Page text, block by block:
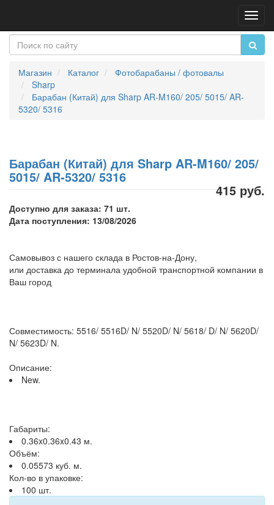
Магазин Каталог
Фотобарабаны / фотовалы
Sharp
Барабан (Китай) для Sharp AR-M160/ 205/ 5015/ AR-
5320/ 5316
Барабан (Китай) для Sharp AR-M160/ 205/
5015/ AR-5320/ 5316
415 руб.
Доступно для заказа: 71 шт.
Дата поступления: 13/08/2026
Самовывоз с нашего склада в Ростов-на-Дону,
или доставка до терминала удобной транспортной компании в
Ваш город
Совместимость: 5516/ 5516D/ N/ 5520D/ N/ 5618/ D/ N/ 5620D/
N/ 5623D/ N.
Описание:
New.
Габариты:
0.36x0.36x0.43 м.
Объём:
0.05573 куб. м.
Кол-во в упаковке:
100 шт.